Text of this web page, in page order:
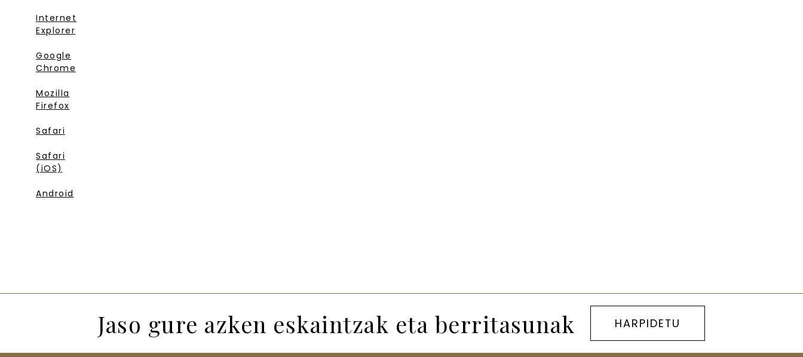
Internet
Explorer
Google
Chrome
Mozilla
Firefox
Safari
Safari
(iOS)
Android
Jaso gure azken eskaintzak eta berritasunak HARPIDETU